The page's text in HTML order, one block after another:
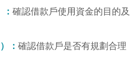
確認借款戶使用資金的目的及
： 確認借款戶是否有規劃合理